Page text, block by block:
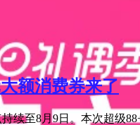
额消费券来了
续至8月9日。本次超级